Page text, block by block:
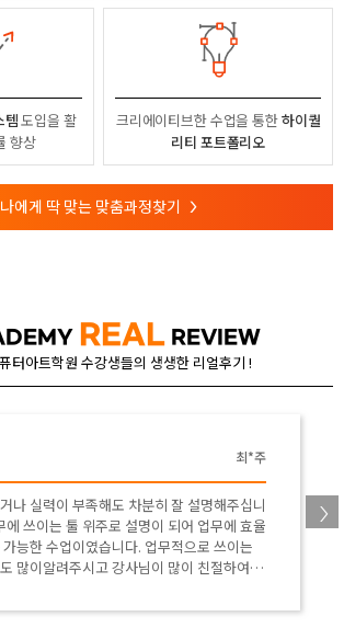
템도입을 활
향상
크리에이티브한 수업을 통한하이퀄
리티 포트폴리오
나에게 딱 맞는 맞춤과정찾기 >
REAL REVIEW
터아트학원 수강생들의 생생한 리얼후기 !
박*연
과 부족한 점은 바로바로 1:1로 해결해주셔서
이었습니다 ! 경우마다 다른 툴 사용법과 키샷
업해주셔서 정말 도움이 많이 됐습니다 :)